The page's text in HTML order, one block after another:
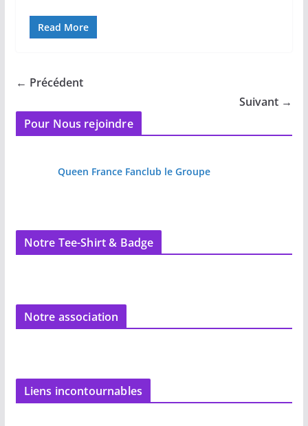
Read More
← Précédent
Suivant →
Pour Nous rejoindre
Queen France Fanclub le Groupe
Notre Tee-Shirt & Badge
Notre association
Liens incontournables